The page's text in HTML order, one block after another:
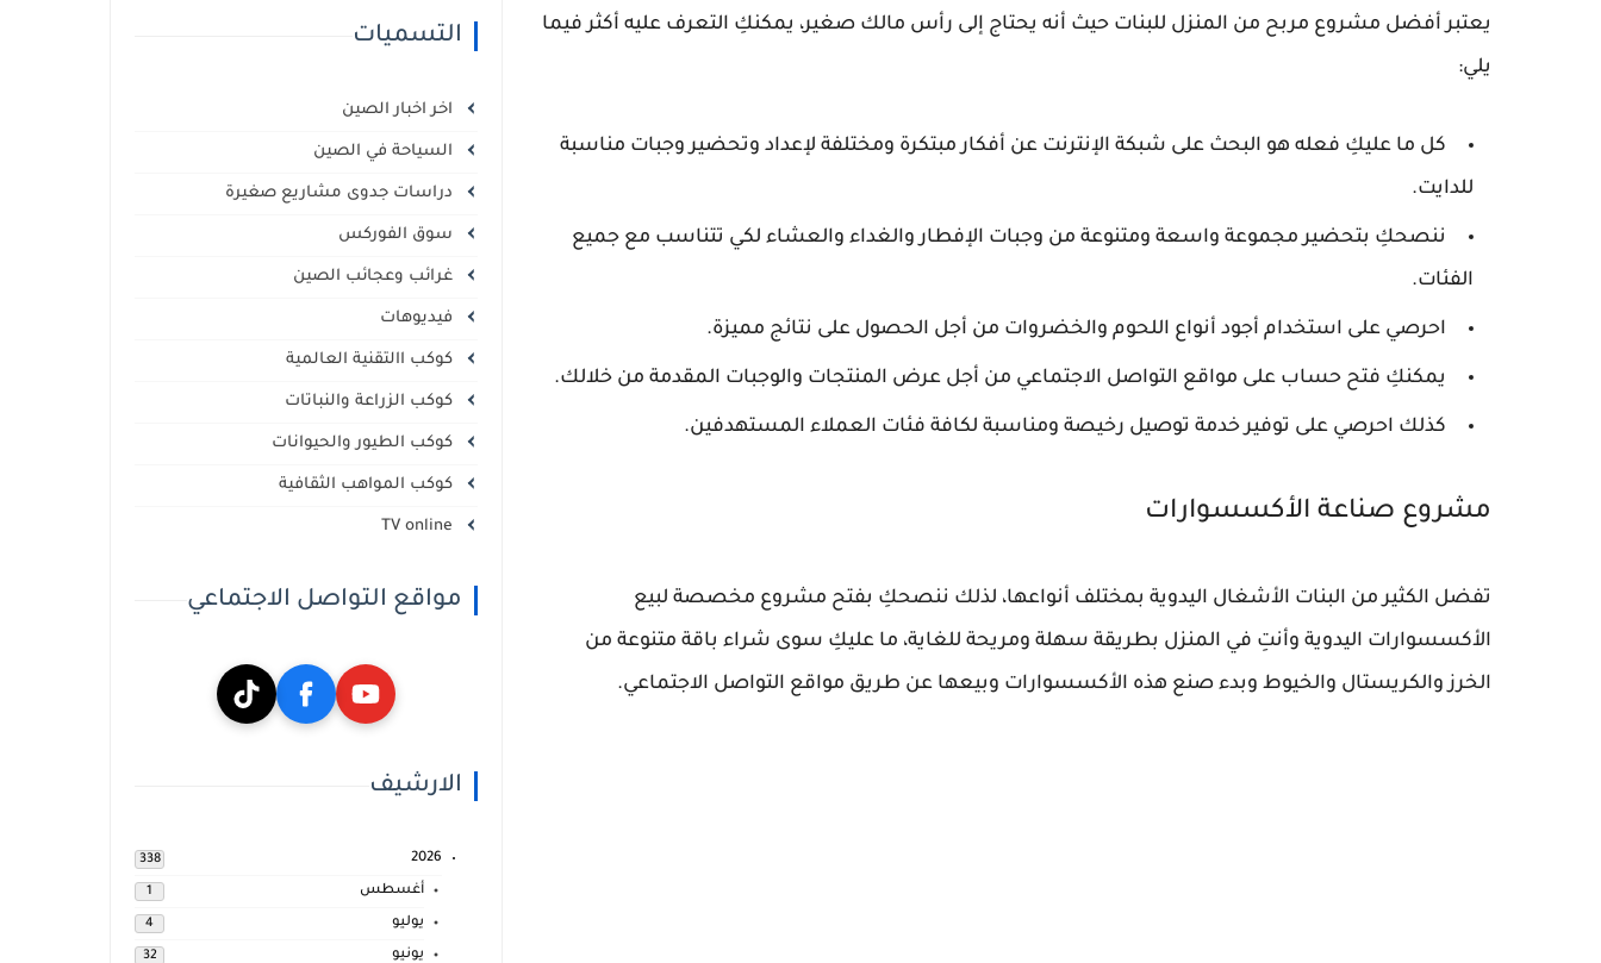
يعتبر أفضل مشروع مربح من المنزل للبنات حيث أنه يحتاج إلى رأس مالك صغير، يمكنكِ التعرف عليه أكثر فيما
يلي:
كل ما عليكِ فعله هو البحث على شبكة الإنترنت عن أفكار مبتكرة ومختلفة لإعداد وتحضير وجبات مناسبة
للدايت.
ننصحكِ بتحضير مجموعة واسعة ومتنوعة من وجبات الإفطار والغداء والعشاء لكي تتناسب مع جميع
الفئات.
احرصي على استخدام أجود أنواع اللحوم والخضروات من أجل الحصول على نتائج مميزة.
يمكنكِ فتح حساب على مواقع التواصل الاجتماعي من أجل عرض المنتجات والوجبات المقدمة من خلالك.
كذلك احرصي على توفير خدمة توصيل رخيصة ومناسبة لكافة فئات العملاء المستهدفين.
مشروع صناعة الأكسسوارات
تفضل الكثير من البنات الأشغال اليدوية بمختلف أنواعها، لذلك ننصحكِ بفتح مشروع مخصصة لبيع
الأكسسوارات اليدوية وأنتِ في المنزل بطريقة سهلة ومريحة للغاية، ما عليكِ سوى شراء باقة متنوعة من
الخرز والكريستال والخيوط وبدء صنع هذه الأكسسوارات وبيعها عن طريق مواقع التواصل الاجتماعي.
التسميات
اخر اخبار الصين
السياحة في الصين
دراسات جدوى مشاريع صغيرة
سوق الفوركس
غرائب وعجائب الصين
فيديوهات
كوكب االتقنية العالمية
كوكب الزراعة والنباتات
كوكب الطيور والحيوانات
كوكب المواهب الثقافية
مواقع التواصل الاجتماعي
الارشيف
2026
338
أغسطس 1
يوليو 4
يونيو 32